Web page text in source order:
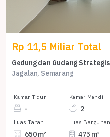
Rp 11,5 Miliar Total
Jagalan, Semarang
Kamar Tidur
-
Kamar Mandi
2
Luas Tanah
650 m²
Luas Bangunan
475 m²